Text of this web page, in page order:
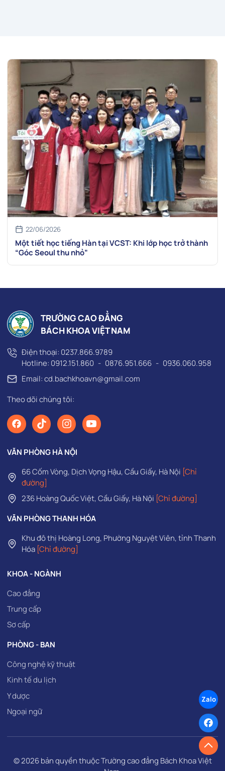
22/06/2026
Một tiết học tiếng Hàn tại VCST: Khi lớp học trở thành
“Góc Seoul thu nhỏ”
TRƯỜNG CAO ĐẲNG
BÁCH KHOA VIỆT NAM
Điện thoại: 0237.866.9789
Hotline: 0912.151.860 - 0876.951.666 - 0936.060.958
Email: cd.bachkhoavn@gmail.com
Theo dõi chúng tôi:
VĂN PHÒNG HÀ NỘI
66 Cốm Vòng, Dịch Vọng Hậu, Cầu Giấy, Hà Nội [Chỉ
đường]
236 Hoàng Quốc Việt, Cầu Giấy, Hà Nội [Chỉ đường]
VĂN PHÒNG THANH HÓA
Khu đô thị Hoàng Long, Phường Nguyệt Viên, tỉnh Thanh
Hóa [Chỉ đường]
KHOA - NGÀNH
Cao đẳng
Trung cấp
Sơ cấp
PHÒNG - BAN
Công nghệ kỹ thuật
Kinh tế du lịch
Y dược
Ngoại ngữ
© 2026 bản quyền thuộcTrường cao đẳng Bách Khoa Việt
Zalo